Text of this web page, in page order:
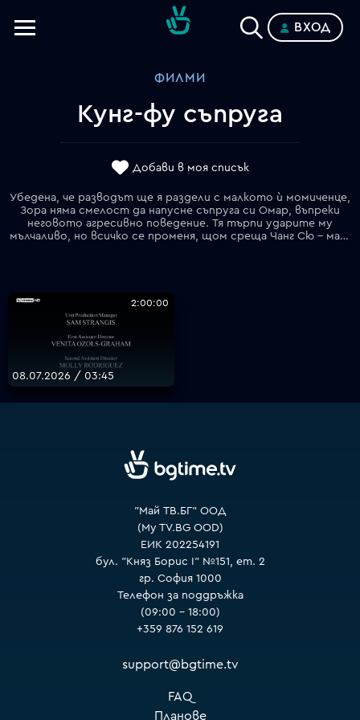
ВХОД
ФИЛМИ
Кунг-фу съпруга
Добави в моя списък
Убедена, че разводът ще я раздели с малкото ѝ момиченце,
Зора няма смелост да напусне съпруга си Омар, въпреки
неговото агресивно поведение. Тя търпи ударите му
мълчаливо, но всичко се променя, щом среща Чанг Сю – майстор по кунг-фу, който ще я научи как да се защитава и да отвръща на удара с удар.
2:00:00
08.07.2026 / 03:45
"Май ТВ.БГ" ООД
(My TV.BG OOD)
ЕИК 202254191
бул. "Княз Борис I" №151, ет. 2
гр. София 1000
Телефон за поддръжка
(09:00 – 18:00)
+359 876 152 619
support@bgtime.tv
FAQ
Планове